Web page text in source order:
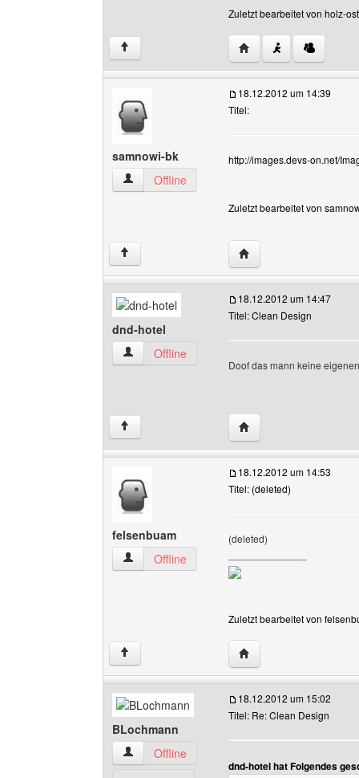
Zuletzt bearbeitet von holz-
↑ Website dieses
samnowi-bk
samnowi-bk Benutzer-Profile anzeigen
Offline
18.12.2012 um 14:39
Titel:
http://images.devs-on.net/
Zuletzt bearbeitet von
↑ Website dieses
dnd-hotel
dnd-hotel Benutzer-Profile anzeigen
Offline
18.12.2012 um 14:47
Titel: Clean Design
Doof das mann keine
↑ Website dieses
felsenbuam
felsenbuam Benutzer-Profile anzeigen
Offline
18.12.2012 um 14:53
Titel: (deleted)
(deleted)
Zuletzt bearbeitet von
↑ Website dieses
BLochmann
BLochmann Benutzer-Profile anzeigen
Offline
18.12.2012 um 15:02
Titel: Re: Clean Design
dnd-hotel hat Folgendes